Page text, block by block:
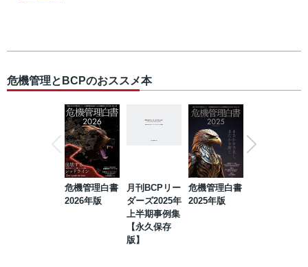
危機管理とBCPのおススメ本
危機管理白書
2026年版
月刊BCPリー
ダーズ2025年
上半期事例集
【永久保存
版】
危機管理白書
2025年版